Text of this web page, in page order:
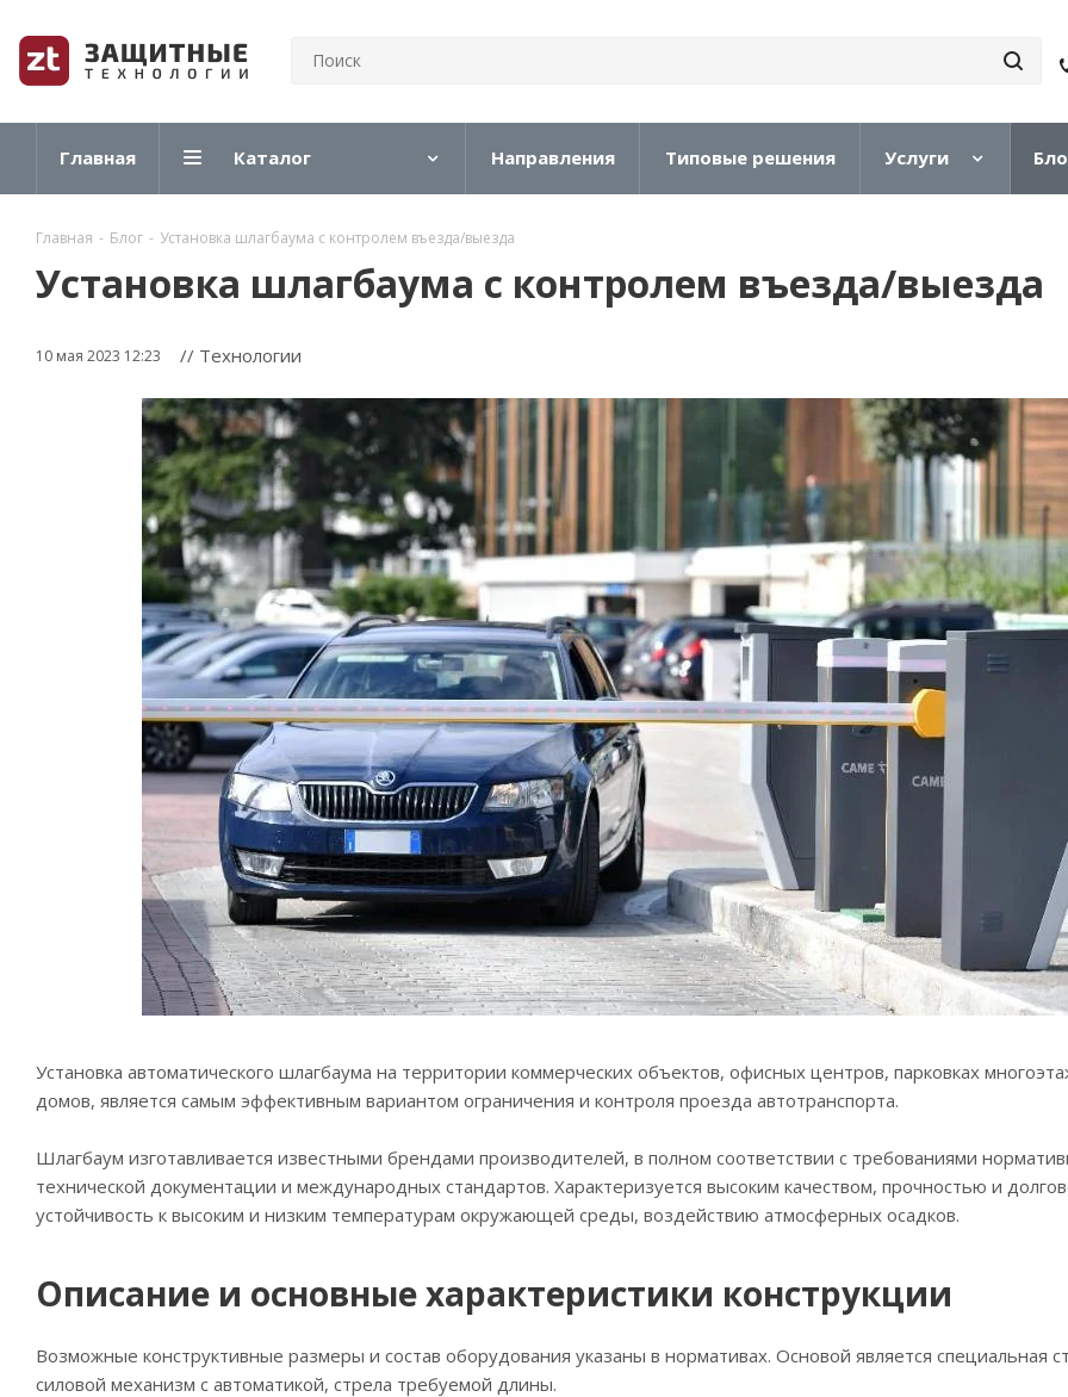
Главная Каталог Направления Типовые решения Услуги
Главная - Блог - Установка шлагбаума с контролем въезда/выезда
Установка шлагбаума с контролем въезда/выезда
10 мая 2023 12:23 // Технологии
Установка автоматического шлагбаума на территории коммерческих объектов, офисных центров, парковках
домов, является самым эффективным вариантом ограничения и контроля проезда автотранспорта.
Шлагбаум изготавливается известными брендами производителей, в полном соответствии с требованиями
технической документации и международных стандартов. Характеризуется высоким качеством, прочностью и
устойчивость к высоким и низким температурам окружающей среды, воздействию атмосферных осадков.
Описание и основные характеристики конструкции
Возможные конструктивные размеры и состав оборудования указаны в нормативах. Основой является специальная
силовой механизм с автоматикой, стрела требуемой длины.